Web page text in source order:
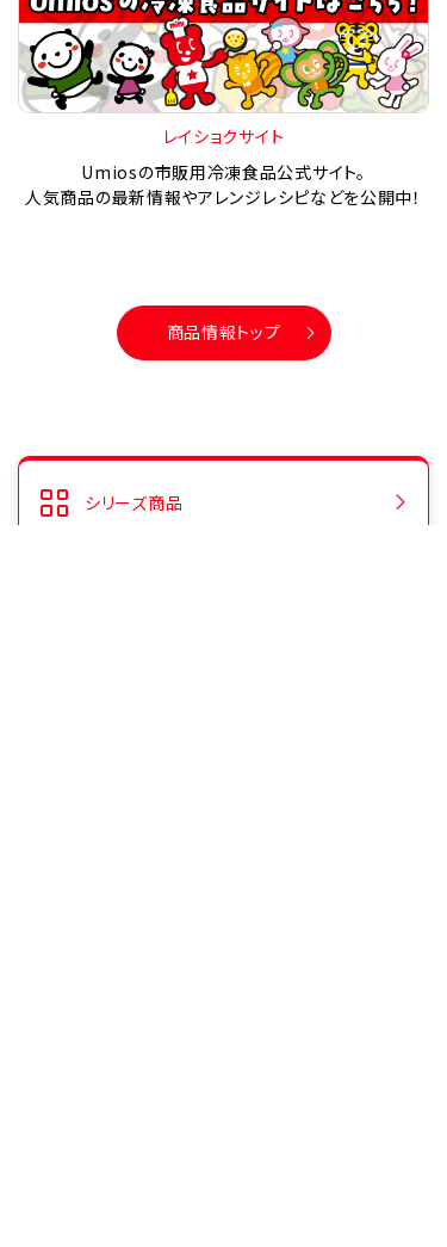
レイショクサイト
Umiosの市販用冷凍食品公式サイト。
人気商品の最新情報やアレンジレシピなどを公開中！
商品情報トップ
シリーズ商品